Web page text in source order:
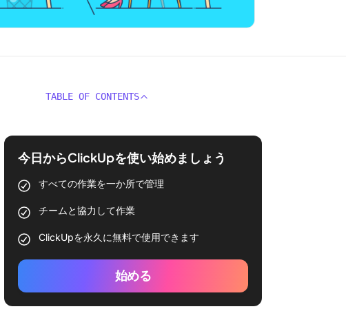
TABLE OF CONTENTS
今日からClickUpを使い始めましょう
すべての作業を一か所で管理
チームと協力して作業
ClickUpを永久に無料で使用できます
始める